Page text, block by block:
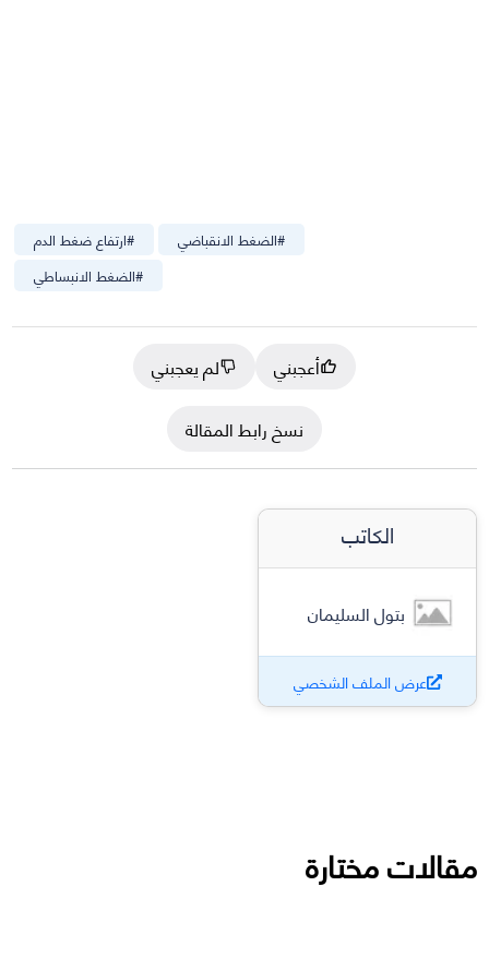
#ارتفاع ضغط الدم #الضغط الانقباضي
#الضغط الانبساطي
أعجبني
لم يعجبني
نسخ رابط المقالة
الكاتب
بتول السليمان
عرض الملف الشخصي
مقالات مختارة